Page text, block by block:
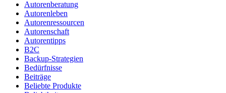
Autorenberatung
Autorenleben
Autorenressourcen
Autorenschaft
Autorentipps
B2C
Backup-Strategien
Bedürfnisse
Beiträge
Beliebte Produkte